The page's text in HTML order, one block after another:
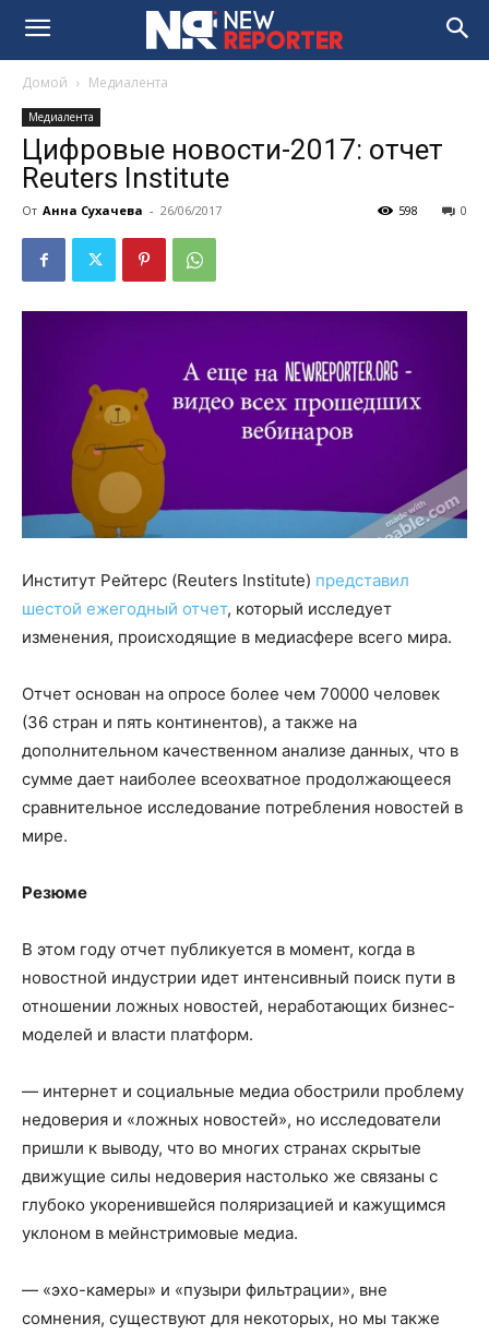
Домой Медиалента
Медиалента
Цифровые новости-2017: отчет
Reuters Institute
От Анна Сухачева - 26/06/2017 0
598
Институт Рейтерс (Reuters Institute) представил
шестой ежегодный отчет, который исследует
изменения, происходящие в медиасфере всего мира.
Отчет основан на опросе более чем 70000 человек
(36 стран и пять континентов), а также на
дополнительном качественном анализе данных, что в
сумме дает наиболее всеохватное продолжающееся
сравнительное исследование потребления новостей в
мире.
Резюме
В этом году отчет публикуется в момент, когда в
новостной индустрии идет интенсивный поиск пути в
отношении ложных новостей, неработающих бизнес-
моделей и власти платформ.
— интернет и социальные медиа обострили проблему
недоверия и «ложных новостей», но исследователи
пришли к выводу, что во многих странах скрытые
движущие силы недоверия настолько же связаны с
глубоко укоренившейся поляризацией и кажущимся
уклоном в мейнстримовые медиа.
— «эхо-камеры» и «пузыри фильтрации», вне
сомнения, существуют для некоторых, но мы также